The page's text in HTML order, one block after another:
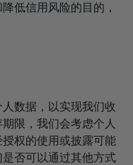
低信用风险的目的，
数据，以实现我们收
限，我们会考虑个人
权的使用或披露可能
否可以通过其他方式